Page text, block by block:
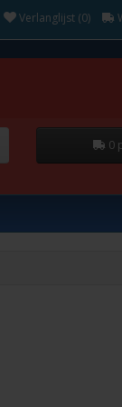
Verlanglijst (0)
0